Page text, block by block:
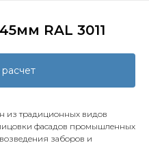
RAL 3011
расчет
из традиционных видов
фасадов промышленных
заборов и